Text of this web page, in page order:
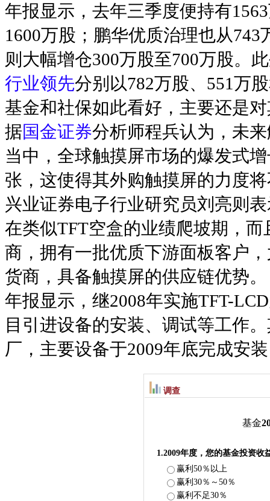
年报显示，去年三季度便持有
1600万股；鹏华优质治理也从
则大幅增仓300万股至700万股。
行业领先分别以782万股、551万
基金和社保如此看好，主要还是
据国金证券分析师程兵认为，未
当中，全球触摸屏市场的爆发式
张，这使得其外购触摸屏的力度
兴业证券电子行业研究员刘亮则
在类似TFT空盒的业绩爬坡期，
商，拥有一批优质下游面板客户
货商，具备触摸屏的供应链优势。
年报显示，继2008年实施TFT-
目引进设备的安装、调试等工作
厂，主要设备于2009年底完成安
调查
基金
1.2009年度，您的基金投资收
赢利50％以上
赢利30％～50％
赢利不足30％